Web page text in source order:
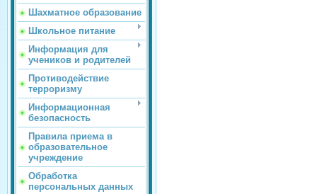
Шахматное образование
Школьное питание
Информация для
учеников и родителей
Противодействие
терроризму
Информационная
безопасность
Правила приема в
образовательное
учреждение
Обработка
персональных данных